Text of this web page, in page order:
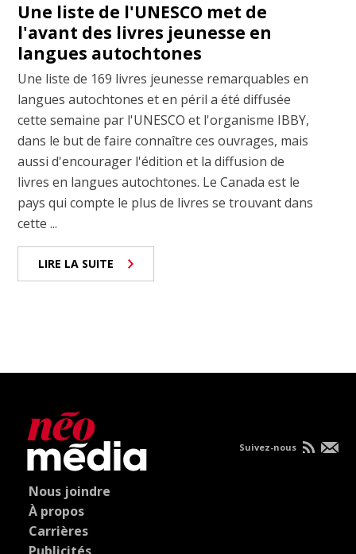
Une liste de l'UNESCO met de
l'avant des livres jeunesse en
langues autochtones
Une liste de 169 livres jeunesse remarquables en
langues autochtones et en péril a été diffusée
cette semaine par l'UNESCO et l'organisme IBBY,
dans le but de faire connaître ces ouvrages, mais
aussi d'encourager l'édition et la diffusion de
livres en langues autochtones. Le Canada est le
pays qui compte le plus de livres se trouvant dans
cette ...
LIRE LA SUITE
Nous joindre
À propos
Carrières
Suivez-nous